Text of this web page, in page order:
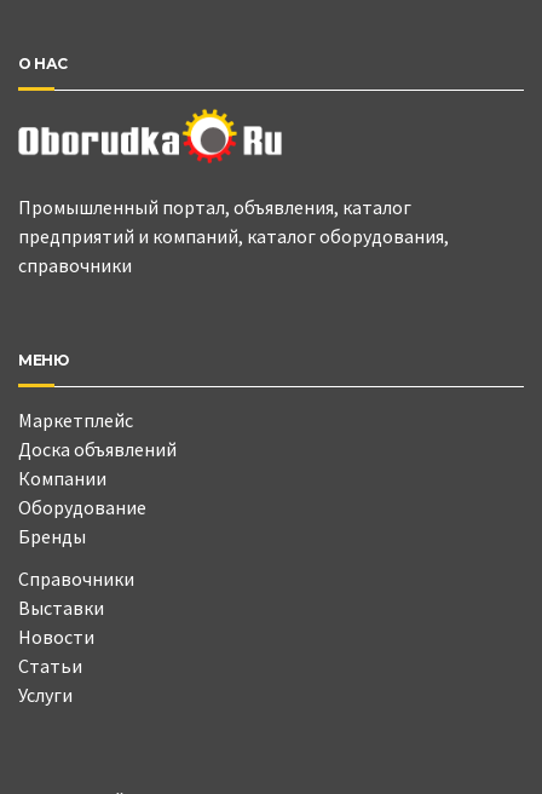
О НАС
Промышленный портал, объявления, каталог
предприятий и компаний, каталог оборудования,
справочники
МЕНЮ
Маркетплейс
Доска объявлений
Компании
Оборудование
Бренды
Справочники
Выставки
Новости
Статьи
Услуги